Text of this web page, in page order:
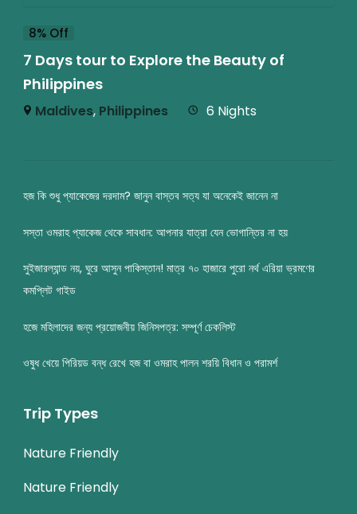
8% Off
7 Days tour to Explore the Beauty of
Philippines
Maldives, Philippines 6 Nights
হজ কি শুধু প্যাকেজের দরদাম? জানুন বাস্তব সত্য যা অনেকেই জানেন না
সস্তা ওমরাহ প্যাকেজ থেকে সাবধান: আপনার যাত্রা যেন ভোগান্তির না হয়
সুইজারল্যান্ড নয়, ঘুরে আসুন পাকিস্তান! মাত্র ৭০ হাজারে পুরো নর্থ এরিয়া ভ্রমণের
কমপ্লিট গাইড
হজে মহিলাদের জন্য প্রয়োজনীয় জিনিসপত্র: সম্পূর্ণ চেকলিস্ট
ওষুধ খেয়ে পিরিয়ড বন্ধ রেখে হজ বা ওমরাহ পালন শরয়ি বিধান ও পরামর্শ
Trip Types
Nature Friendly
Nature Friendly